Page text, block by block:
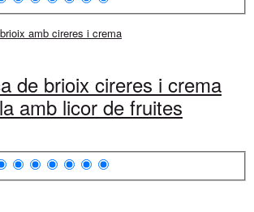
de brioix cireres i crema
amb licor de fruites